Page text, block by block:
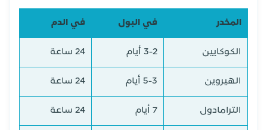
المخدر في البول في الدم
الكوكايين 3-2 أيام 24 ساعة
الهيروين 5-3 أيام 24 ساعة
الترامادول 7 أيام 24 ساعة